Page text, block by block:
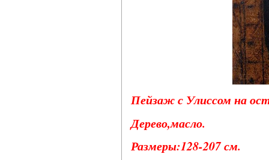
Пейзаж с Улиссом на
Дерево,масло.
Размеры:128-207 см.